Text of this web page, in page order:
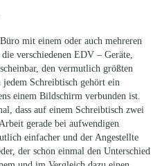
mit einem oder auch mehreren
verschiedenen EDV – Geräte,
den vermutlich größten
Schreibtisch gehört ein
einem Bildschirm verbunden ist.
dass auf einem Schreibtisch zwei
gerade bei aufwendigen
einfacher und der Angestellte
der schon einmal den Unterschied